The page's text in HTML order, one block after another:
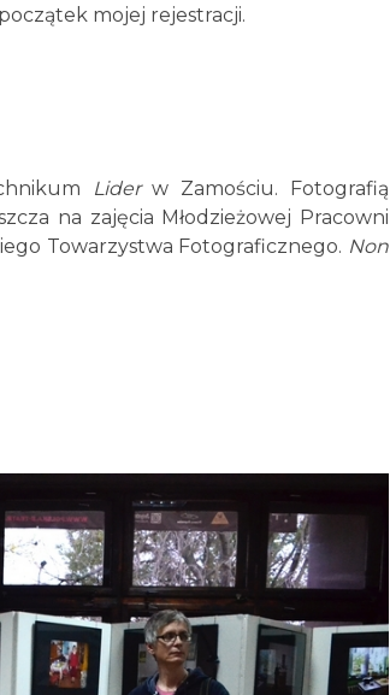
mojej rejestracji.
Liderw Zamościu. Fotografią
na zajęcia Młodzieżowej Pracowni
Towarzystwa Fotograficznego. Non